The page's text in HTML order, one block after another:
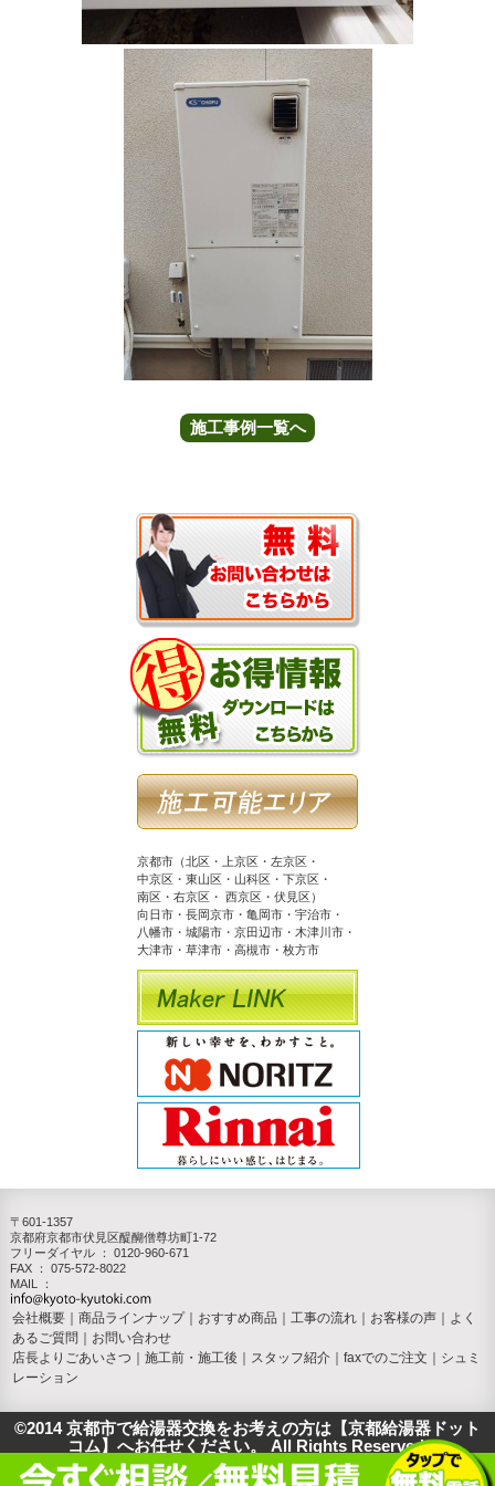
施工事例一覧へ
京都市（北区・上京区・左京区・
中京区・東山区・山科区・下京区・
南区・右京区・ 西京区・伏見区）
向日市・長岡京市・亀岡市・宇治市・
八幡市・城陽市・京田辺市・木津川市・
大津市・草津市・高槻市・枚方市
〒601-1357
京都府京都市伏見区醍醐僧尊坊町1-72
フリーダイヤル ： 0120-960-671
FAX ： 075-572-8022
MAIL ：
会社概要 ｜商品ラインナップ｜ おすすめ商品 ｜工事の流れ ｜ お客様の声 ｜ よく
あるご質問 ｜ お問い合わせ
店長よりごあいさつ ｜施工前・施工後 ｜ スタッフ紹介 ｜faxでのご注文 ｜ シュミ
レーション
©2014 京都市で給湯器交換をお考えの方は【京都給湯器ドット
コム】へお任せください。 All Rights Reserved.